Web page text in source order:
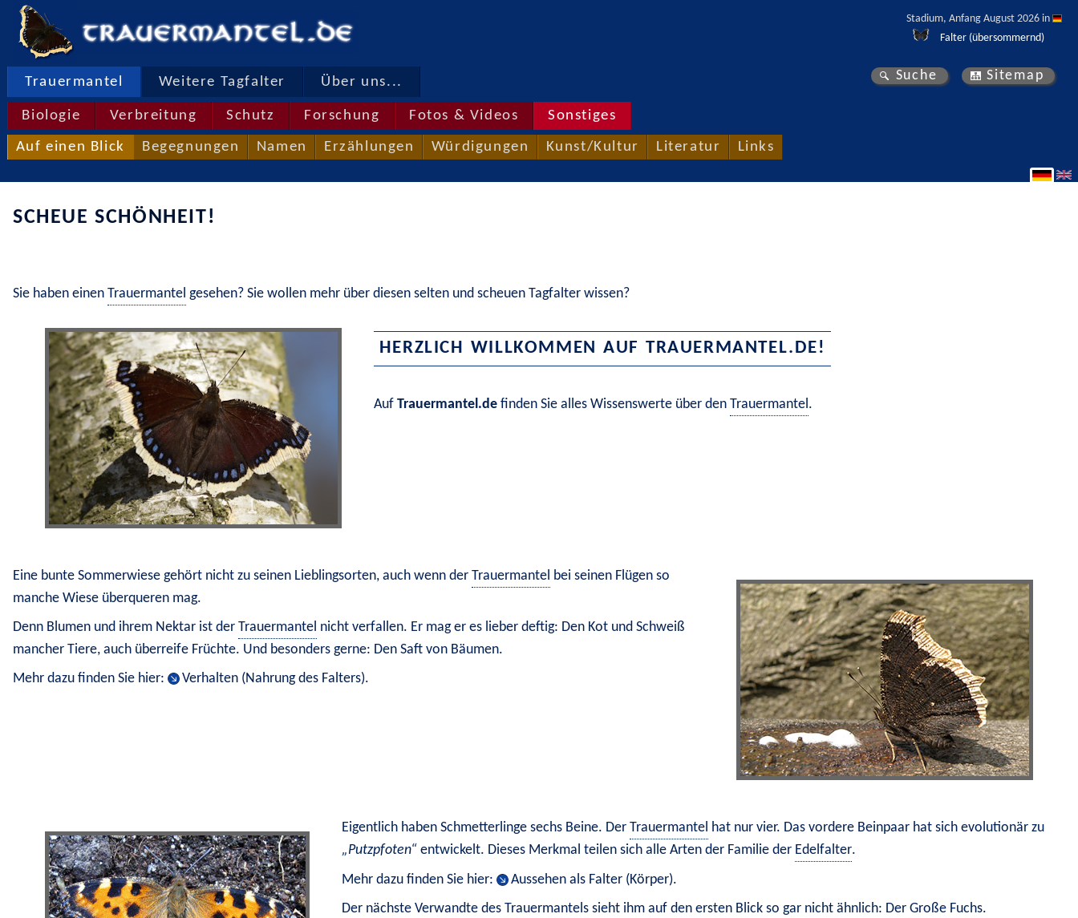
Stadium, Anfang August 2026 in
Falter (übersommernd)
Trauermantel Weitere Tagfalter Über uns...
Biologie Verbreitung Schutz Forschung Fotos & Videos Sonstiges
Auf einen Blick Begegnungen Namen Erzählungen Würdigungen Kunst/Kultur Literatur Links
Suche Sitemap
SCHEUE SCHÖNHEIT!
Sie haben einen Trauermantel gesehen? Sie wollen mehr über diesen selten und scheuen Tagfalter wissen?
HERZLICH WILLKOMMEN AUFTRAUERMANTEL.DE!
Auf Trauermantel.de finden Sie alles Wissenswerte über den Trauermantel.
Eine bunte Sommerwiese gehört nicht zu seinen Lieblingsorten, auch wenn der Trauermantel bei seinen Flügen so
manche Wiese überqueren mag.
Denn Blumen und ihrem Nektar ist der Trauermantel nicht verfallen. Er mag er es lieber deftig: Den Kot und Schweiß
mancher Tiere, auch überreife Früchte. Und besonders gerne: Den Saft von Bäumen.
Mehr dazu finden Sie hier:
Verhalten (Nahrung des Falters).
Eigentlich haben Schmetterlinge sechs Beine. Der Trauermantel
Putzpfoten
entwickelt. Dieses Merkmal teilen sich alle Arten der Familie der Edelfalter.
Mehr dazu finden Sie hier:
Aussehen als Falter (Körper).
Der nächste Verwandte des Trauermantels sieht ihm auf den ersten Blick so gar nicht ähnlich: Der Große Fuchs.